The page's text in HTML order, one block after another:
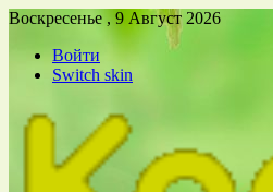
Воскресенье , 9 Август 2026
Войти
Switch skin